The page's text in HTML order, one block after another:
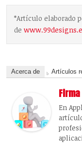
*Artículo elaborado
de
Acerca de Artículos
En